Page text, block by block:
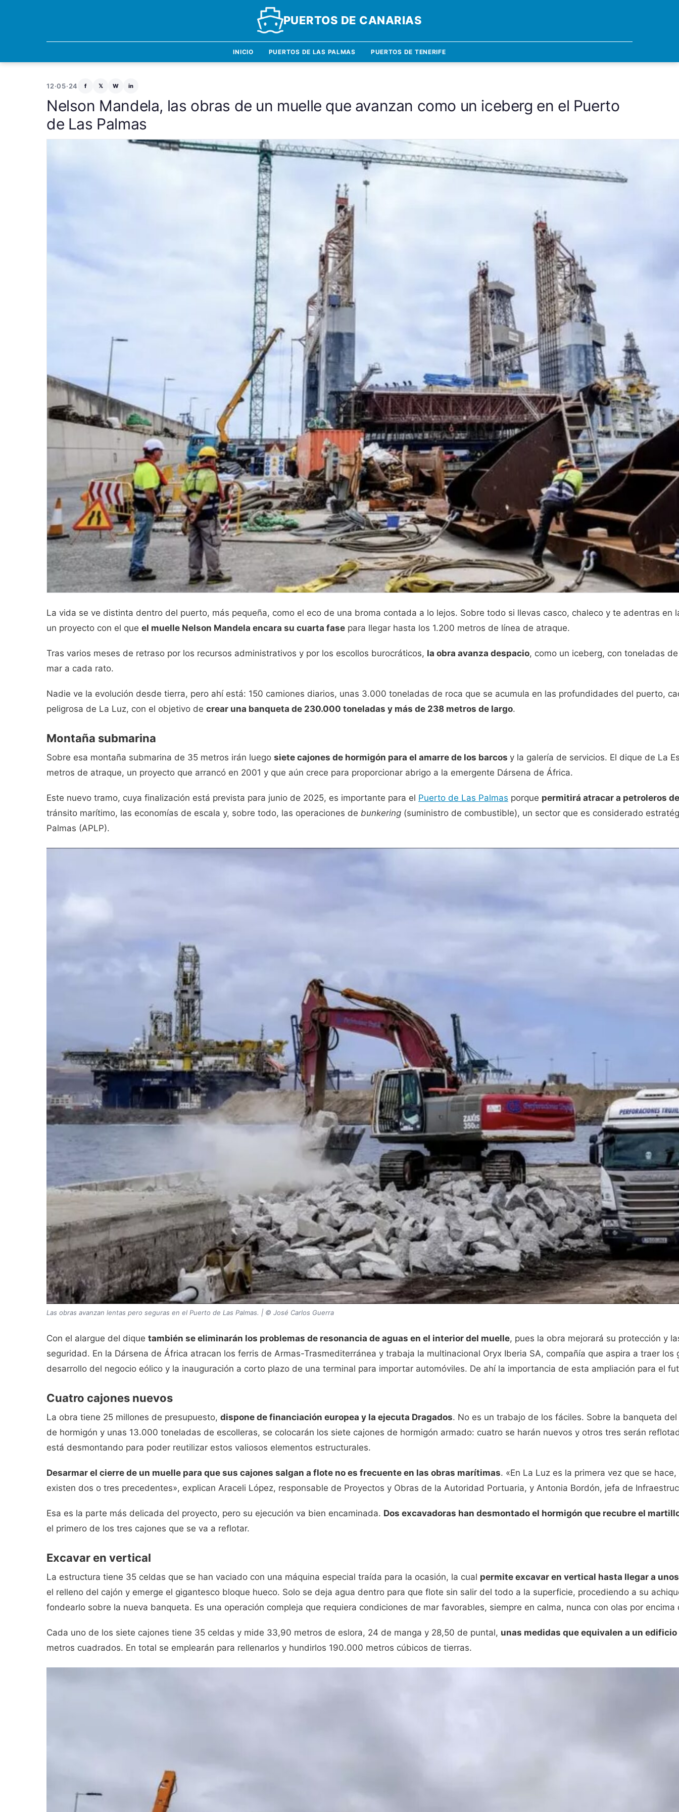
PUERTOS DE CANARIAS
INICIO PUERTOS DE LAS PALMAS PUERTOS DE TENERIFE
12·05·24 f 𝕏 W in
Nelson Mandela, las obras de un muelle que avanzan como un iceberg en el Puerto
de Las Palmas
La vida se ve distinta dentro del puerto, más pequeña, como el eco de una broma contada a lo lejos. Sobre todo si llevas casco, chaleco y te adentras en
un proyecto con el que el muelle Nelson Mandela encara su cuarta fase para llegar hasta los 1.200 metros de línea de atraque.
Tras varios meses de retraso por los recursos administrativos y por los escollos burocráticos, la obra avanza despacio, como un iceberg, con toneladas
mar a cada rato.
Nadie ve la evolución desde tierra, pero ahí está: 150 camiones diarios, unas 3.000 toneladas de roca que se acumula en las profundidades del puerto,
peligrosa de La Luz, con el objetivo de crear una banqueta de 230.000 toneladas y más de 238 metros de largo.
Montaña submarina
Sobre esa montaña submarina de 35 metros irán luego siete cajones de hormigón para el amarre de los barcos y la galería de servicios. El dique de La
metros de atraque, un proyecto que arrancó en 2001 y que aún crece para proporcionar abrigo a la emergente Dársena de África.
Este nuevo tramo, cuya finalización está prevista para junio de 2025, es importante para el Puerto de Las Palmas porque permitirá atracar a petroleros
tránsito marítimo, las economías de escala y, sobre todo, las operaciones de bunkering (suministro de combustible), un sector que es considerado
Palmas (APLP).
Las obras avanzan lentas pero seguras en el Puerto de Las Palmas. | © José Carlos Guerra
Con el alargue del dique también se eliminarán los problemas de resonancia de aguas en el interior del muelle, pues la obra mejorará su protección y
seguridad. En la Dársena de África atracan los ferris de Armas-Trasmediterránea y trabaja la multinacional Oryx Iberia SA, compañía que aspira a traer
desarrollo del negocio eólico y la inauguración a corto plazo de una terminal para importar automóviles. De ahí la importancia de esta ampliación para el
Cuatro cajones nuevos
La obra tiene 25 millones de presupuesto, dispone de financiación europea y la ejecuta Dragados. No es un trabajo de los fáciles. Sobre la banqueta
de hormigón y unas 13.000 toneladas de escolleras, se colocarán los siete cajones de hormigón armado: cuatro se harán nuevos y otros tres serán
está desmontando para poder reutilizar estos valiosos elementos estructurales.
Desarmar el cierre de un muelle para que sus cajones salgan a flote no es frecuente en las obras marítimas. «En La Luz es la primera vez que se
existen dos o tres precedentes», explican Araceli López, responsable de Proyectos y Obras de la Autoridad Portuaria, y Antonia Bordón, jefa de
Esa es la parte más delicada del proyecto, pero su ejecución va bien encaminada. Dos excavadoras han desmontado el hormigón que recubre el
el primero de los tres cajones que se va a reflotar.
Excavar en vertical
La estructura tiene 35 celdas que se han vaciado con una máquina especial traída para la ocasión, la cual permite excavar en vertical hasta llegar a
el relleno del cajón y emerge el gigantesco bloque hueco. Solo se deja agua dentro para que flote sin salir del todo a la superficie, procediendo a su
fondearlo sobre la nueva banqueta. Es una operación compleja que requiera condiciones de mar favorables, siempre en calma, nunca con olas por
Cada uno de los siete cajones tiene 35 celdas y mide 33,90 metros de eslora, 24 de manga y 28,50 de puntal, unas medidas que equivalen a un
metros cuadrados. En total se emplearán para rellenarlos y hundirlos 190.000 metros cúbicos de tierras.